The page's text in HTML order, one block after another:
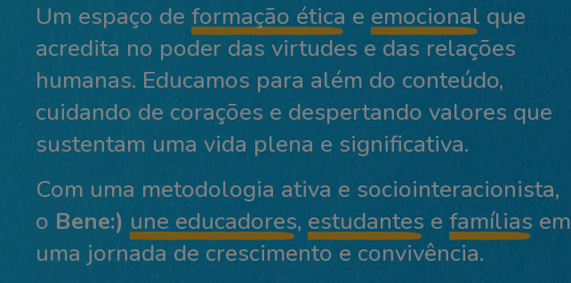
Um espaço de formação ética e emocional que
acredita no poder das virtudes e das relações
humanas. Educamos para além do conteúdo,
cuidando de corações e despertando valores que
sustentam uma vida plena e significativa.
Com uma metodologia ativa e sociointeracionista,
o Bene:) une educadores, estudantes e famílias em
uma jornada de crescimento e convivência.